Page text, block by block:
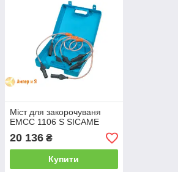
Міст для закорочуваня
EMCC 1106 S SICAME
20 136 ₴
Купити